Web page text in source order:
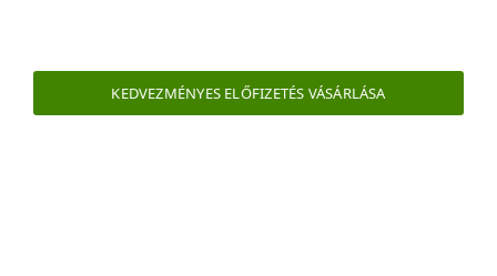
KEDVEZMÉNYES ELŐFIZETÉS VÁSÁRLÁSA